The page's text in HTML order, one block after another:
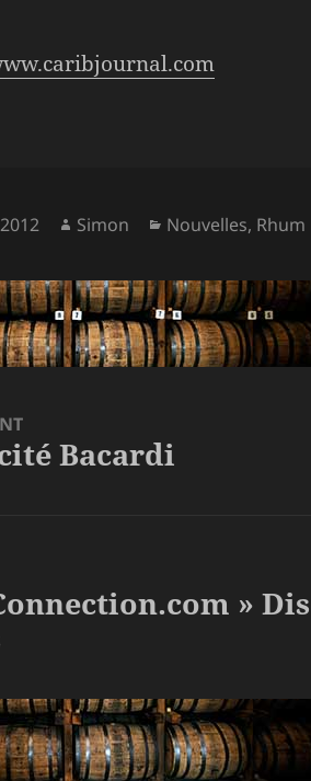
Auteur
Simon Catégories
Nouvelles, Rhum
Bacardi
»